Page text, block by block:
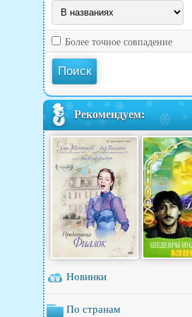
Более точное совпадение
Рекомендуем:
Новинки
По странам